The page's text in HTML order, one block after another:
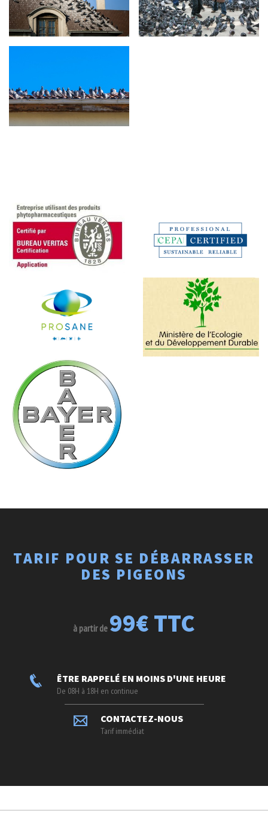
TARIF POUR SE DÉBARRASSER
DES PIGEONS
à partir de 99€ TTC
ÊTRE RAPPELÉ EN MOINS D'UNE HEURE
De 08H à 18H en continue
CONTACTEZ-NOUS
Tarif immédiat